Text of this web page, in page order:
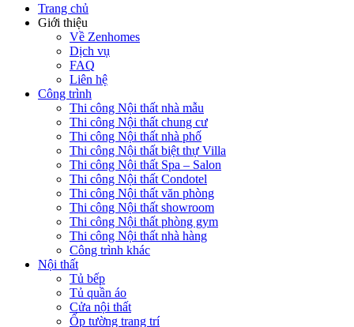
Trang chủ
Giới thiệu
Về Zenhomes
Dịch vụ
FAQ
Liên hệ
Công trình
Thi công Nội thất nhà mẫu
Thi công Nội thất chung cư
Thi công Nội thất nhà phố
Thi công Nội thất biệt thự Villa
Thi công Nội thất Spa – Salon
Thi công Nội thất Condotel
Thi công Nội thất văn phòng
Thi công Nội thất showroom
Thi công Nội thất phòng gym
Thi công Nội thất nhà hàng
Công trình khác
Nội thất
Tủ bếp
Tủ quần áo
Cửa nội thất
Ốp tường trang trí